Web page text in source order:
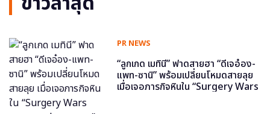
PR NEWS
“ลูกเกด เมทินี” ฟาดสายฮา “ดีเจอ๋อง-
แพท-ซานิ” พร้อมเปลี่ยนโหมดสายลุย
เมื่อเจอภารกิจหินใน “Surgery Wars